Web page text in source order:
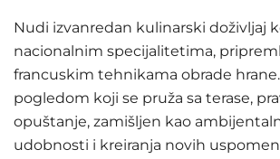
Nudi izvanredan kulinarski doživljaj
nacionalnim specijalitetima,
francuskim tehnikama obrade
pogledom koji se pruža sa terase,
opuštanje, zamišljen kao
udobnosti i kreiranja novih